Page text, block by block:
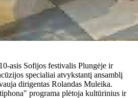
asis Sofijos festivalis Plungėje ir
specialiai atvykstantį ansamblį
dirigentas Rolandas Muleika.
programa plėtoja kultūrinius ir